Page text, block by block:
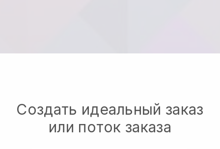
Создать идеальный заказ
или поток заказа